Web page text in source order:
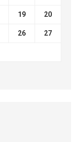
19 20
26 27